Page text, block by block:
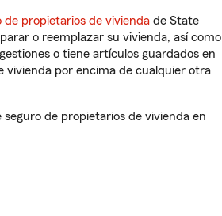
de propietarios de vivienda de State
o reemplazar su vivienda, así como
o tiene artículos guardados en
vivienda por encima de cualquier otra
de propietarios de vivienda en